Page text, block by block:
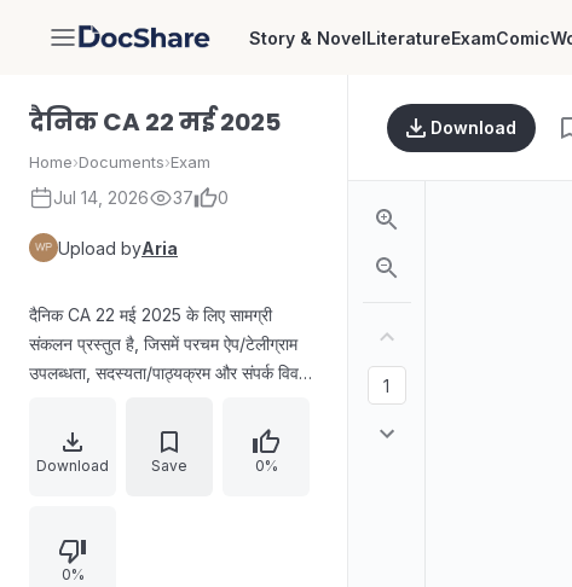
DocShare Story & NovelLiteratureExamComic
दैनिक CA 22 मई 2025
Home›Documents›Exam
Jul 14, 2026 37 0
Upload byAria
दैनिक CA 22 मई 2025 के लिए सामग्री
संकलन प्रस्तुत है, जिसमें परचम ऐप/टेलीग्राम
उपलब्धता, सदस्यता/पाठ्यक्रम और संपर्क विवरण
का संक्षिप्त समाचार-सार दिया गया है, जैसे परमाणु
ऊर्जा आयोग के अध्यक्ष व परमाणु ऊर्जा विभाग के
सेवा-विस्तार, तेलंगाना के मुख्यमंत्री द्वारा
परियोजना का उद्घाटन, मेघालय से असम तक
Download Save 0%
0%
Download